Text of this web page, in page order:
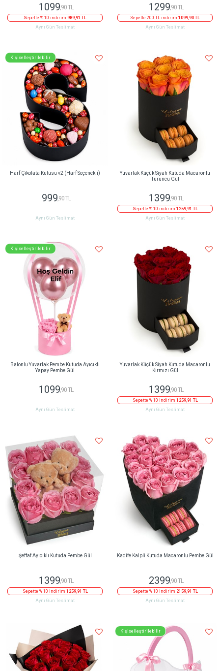
1099,90 TL
Sepette % 10 indirim 989,91 TL
Aynı Gün Teslimat
1299,90 TL
Sepette 200 TL indirim 1099,90 TL
Aynı Gün Teslimat
Kişiselleştirilebilir
Harf Çikolata Kutusu v2 (Harf Seçenekli)
999,90 TL
Aynı Gün Teslimat
Yuvarlak Küçük Siyah Kutuda Macaronlu
Turuncu Gül
1399,90 TL
Sepette % 10 indirim 1259,91 TL
Aynı Gün Teslimat
Kişiselleştirilebilir
Balonlu Yuvarlak Pembe Kutuda Ayıcıklı
Yapay Pembe Gül
1099 ,90 TL
Aynı Gün Teslimat
Yuvarlak Küçük Siyah Kutuda Macaronlu
Kırmızı Gül
1399 ,90 TL
Sepette % 10 indirim 1259,91 TL
Aynı Gün Teslimat
Şeffaf Ayıcıklı Kutuda Pembe Gül
1399,90 TL
Sepette % 10 indirim 1259,91 TL
Aynı Gün Teslimat
Kadife Kalpli Kutuda Macaronlu Pembe Gül
2399,90 TL
Sepette % 10 indirim 2159,91 TL
Aynı Gün Teslimat
Kişiselleştirilebilir